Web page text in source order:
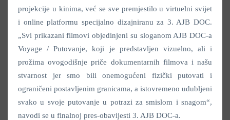
projekcije u kinima, već se sve premjestilo u virtuelni svijet
i online platformu specijalno dizajniranu za 3. AJB DOC.
„Svi prikazani filmovi objedinjeni su sloganom AJB DOC-a
Voyage / Putovanje, koji je predstavljen vizuelno, ali i
prožima ovogodišnje priče dokumentarnih filmova i našu
stvarnost jer smo bili onemogućeni fizički putovati i
ograničeni postavljenim granicama, a istovremeno udubljeni
svako u svoje putovanje u potrazi za smislom i snagom“,
navodi se u finalnoj pres-obavijesti 3. AJB DOC-a.